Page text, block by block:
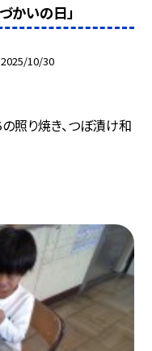
かいの日」
2025/10/30
照り焼き、つぼ漬け和